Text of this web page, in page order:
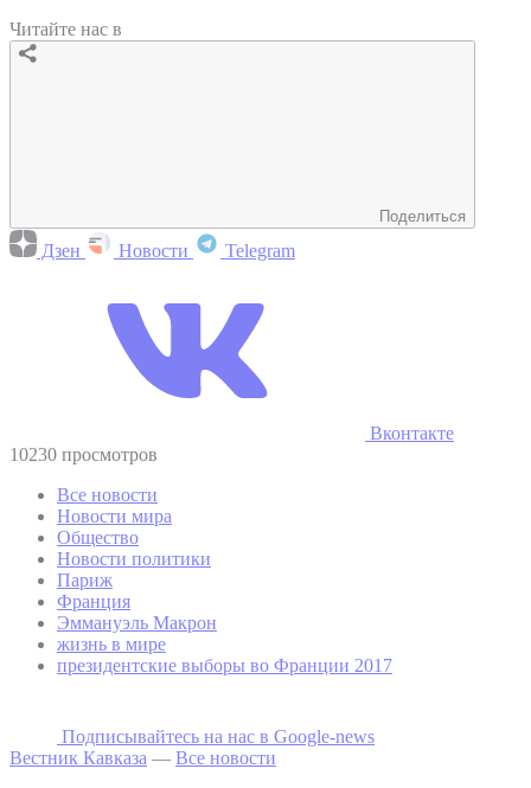
Читайте нас в
Поделиться
Дзен Новости Telegram
Вконтакте
10230 просмотров
Все новости
Новости мира
Общество
Новости политики
Париж
Франция
Эммануэль Макрон
жизнь в мире
президентские выборы во Франции 2017
Подписывайтесь на наc в Google-news
Вестник Кавказа — Все новости